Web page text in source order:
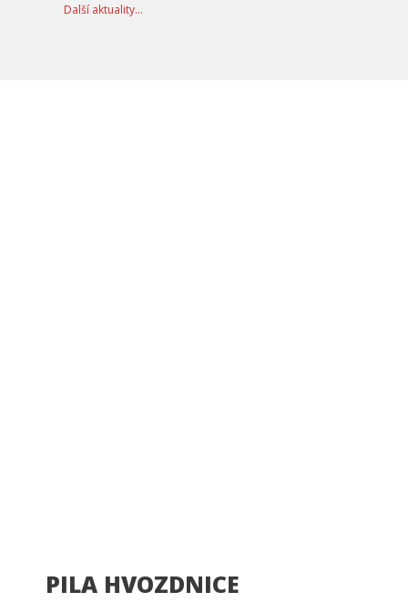
Další aktuality...
PILA HVOZDNICE